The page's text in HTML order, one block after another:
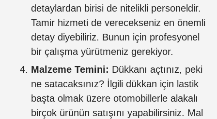
detaylardan birisi de nitelikli personeldir.
Tamir hizmeti de verecekseniz en önemli
detay diyebiliriz. Bunun için profesyonel
bir çalışma yürütmeniz gerekiyor.
Malzeme Temini: Dükkanı açtınız, peki
ne satacaksınız? İlgili dükkan için lastik
başta olmak üzere otomobillerle alakalı
birçok ürünün satışını yapabilirsiniz. Mal